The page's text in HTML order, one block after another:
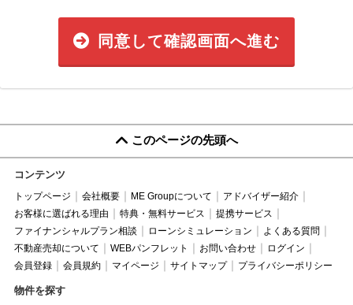
同意して確認画面へ進む
このページの先頭へ
コンテンツ
トップページ 会社概要 ME Groupについて
アドバイザー紹介
お客様に選ばれる理由
特典・無料サービス
提携サービス
ファイナンシャルプラン相談
ローンシミュレーション
よくある質問
不動産売却について
WEBパンフレット お問い合わせ
ログイン
会員登録
会員規約 マイページ サイトマップ プライバシーポリシー
物件を探す